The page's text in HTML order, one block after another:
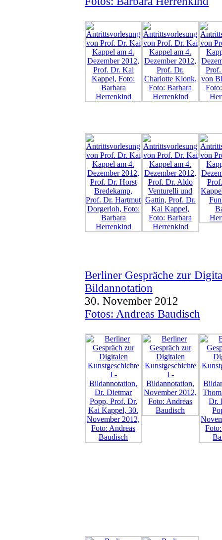
Berliner Gespräche zur
Bildannotation
30. November 2012
Fotos: Andreas Baudisch